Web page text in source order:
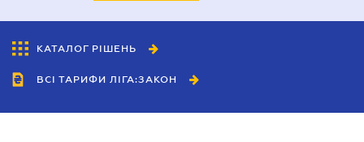
КАТАЛОГ РІШЕНЬ
ВСІ ТАРИФИ ЛІГА:ЗАКОН